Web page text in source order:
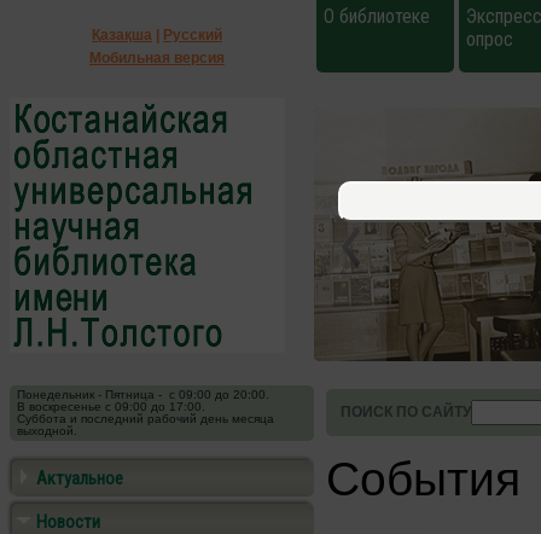
Қазақша
Русский
Мобильная версия
О библиотеке
опрос
Понедельник - Пятница - с 09:00 до 20:00.
В воскресенье с 09:00 до 17:00.
Суббота и последний рабочий день месяца
выходной.
ПОИСК ПО САЙТУ
Актуальное
Новости
События